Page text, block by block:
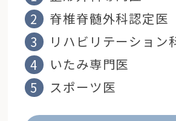
脊椎脊髄外科認定医
リハビリテーション
いたみ専門医
スポーツ医